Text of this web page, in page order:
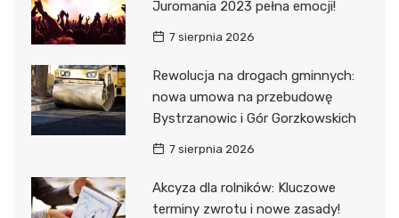
Juromania 2023 pełna emocji!
7 sierpnia 2026
Rewolucja na drogach gminnych:
nowa umowa na przebudowę
Bystrzanowic i Gór Gorzkowskich
7 sierpnia 2026
Akcyza dla rolników: Kluczowe
terminy zwrotu i nowe zasady!